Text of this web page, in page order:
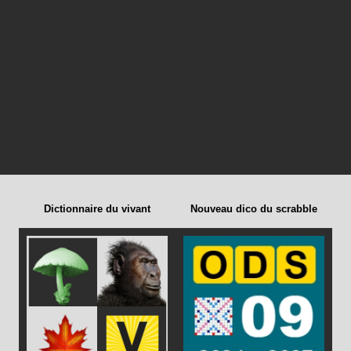
Dictionnaire du vivant Nouveau dico du scrabble